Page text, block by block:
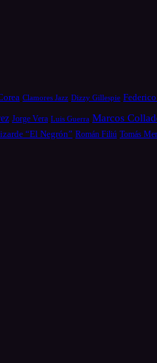
Clamores Jazz Dizzy Gillespie
Jorge Vera Luis Guerra Marcos
“El Negrón” Román Filiú Tomás